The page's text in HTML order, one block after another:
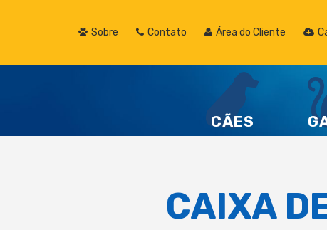
Sobre Contato Área do Cliente
CÃES
CAIXA